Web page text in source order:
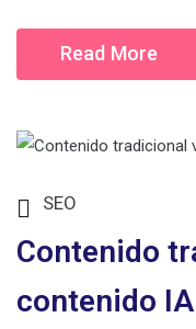
Read More
SEO
Contenido
contenido IA